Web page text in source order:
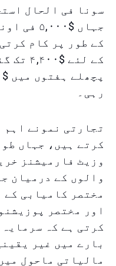
سونا فی الحال
جہاں
کے طور پر کام
کے
رہی۔
تجارتی نمونے اہم
کرتے ہیں، جہاں
وزیٹ فارمیشنز
والوں کے درمیان
مختصر کامیابی
اور مختصر
کرتی ہے کہ
بارے میں غیر
مالیاتی ماحول